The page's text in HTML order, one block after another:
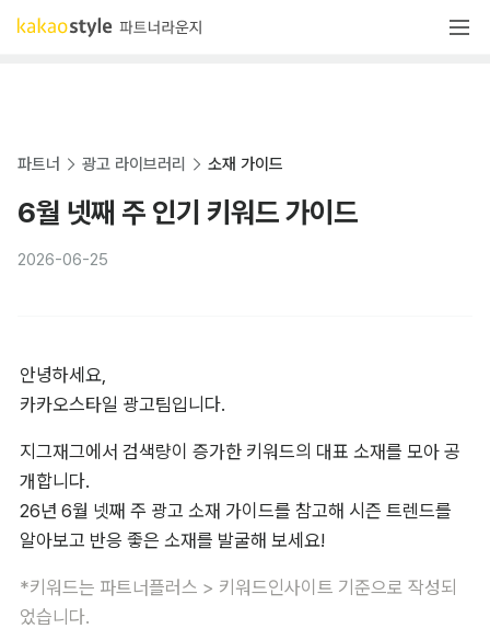
파트너 광고 라이브러리 소재 가이드
6월 넷째 주 인기 키워드 가이드
2026-06-25
안녕하세요,
카카오스타일 광고팀입니다.
지그재그에서 검색량이 증가한 키워드의 대표 소재를 모아 공
개합니다.
26년 6월 넷째 주 광고 소재 가이드를 참고해 시즌 트렌드를
알아보고 반응 좋은 소재를 발굴해 보세요!
*키워드는 파트너플러스 > 키워드인사이트 기준으로 작성되
었습니다.